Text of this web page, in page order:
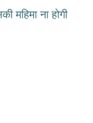
महिमा ना होगी